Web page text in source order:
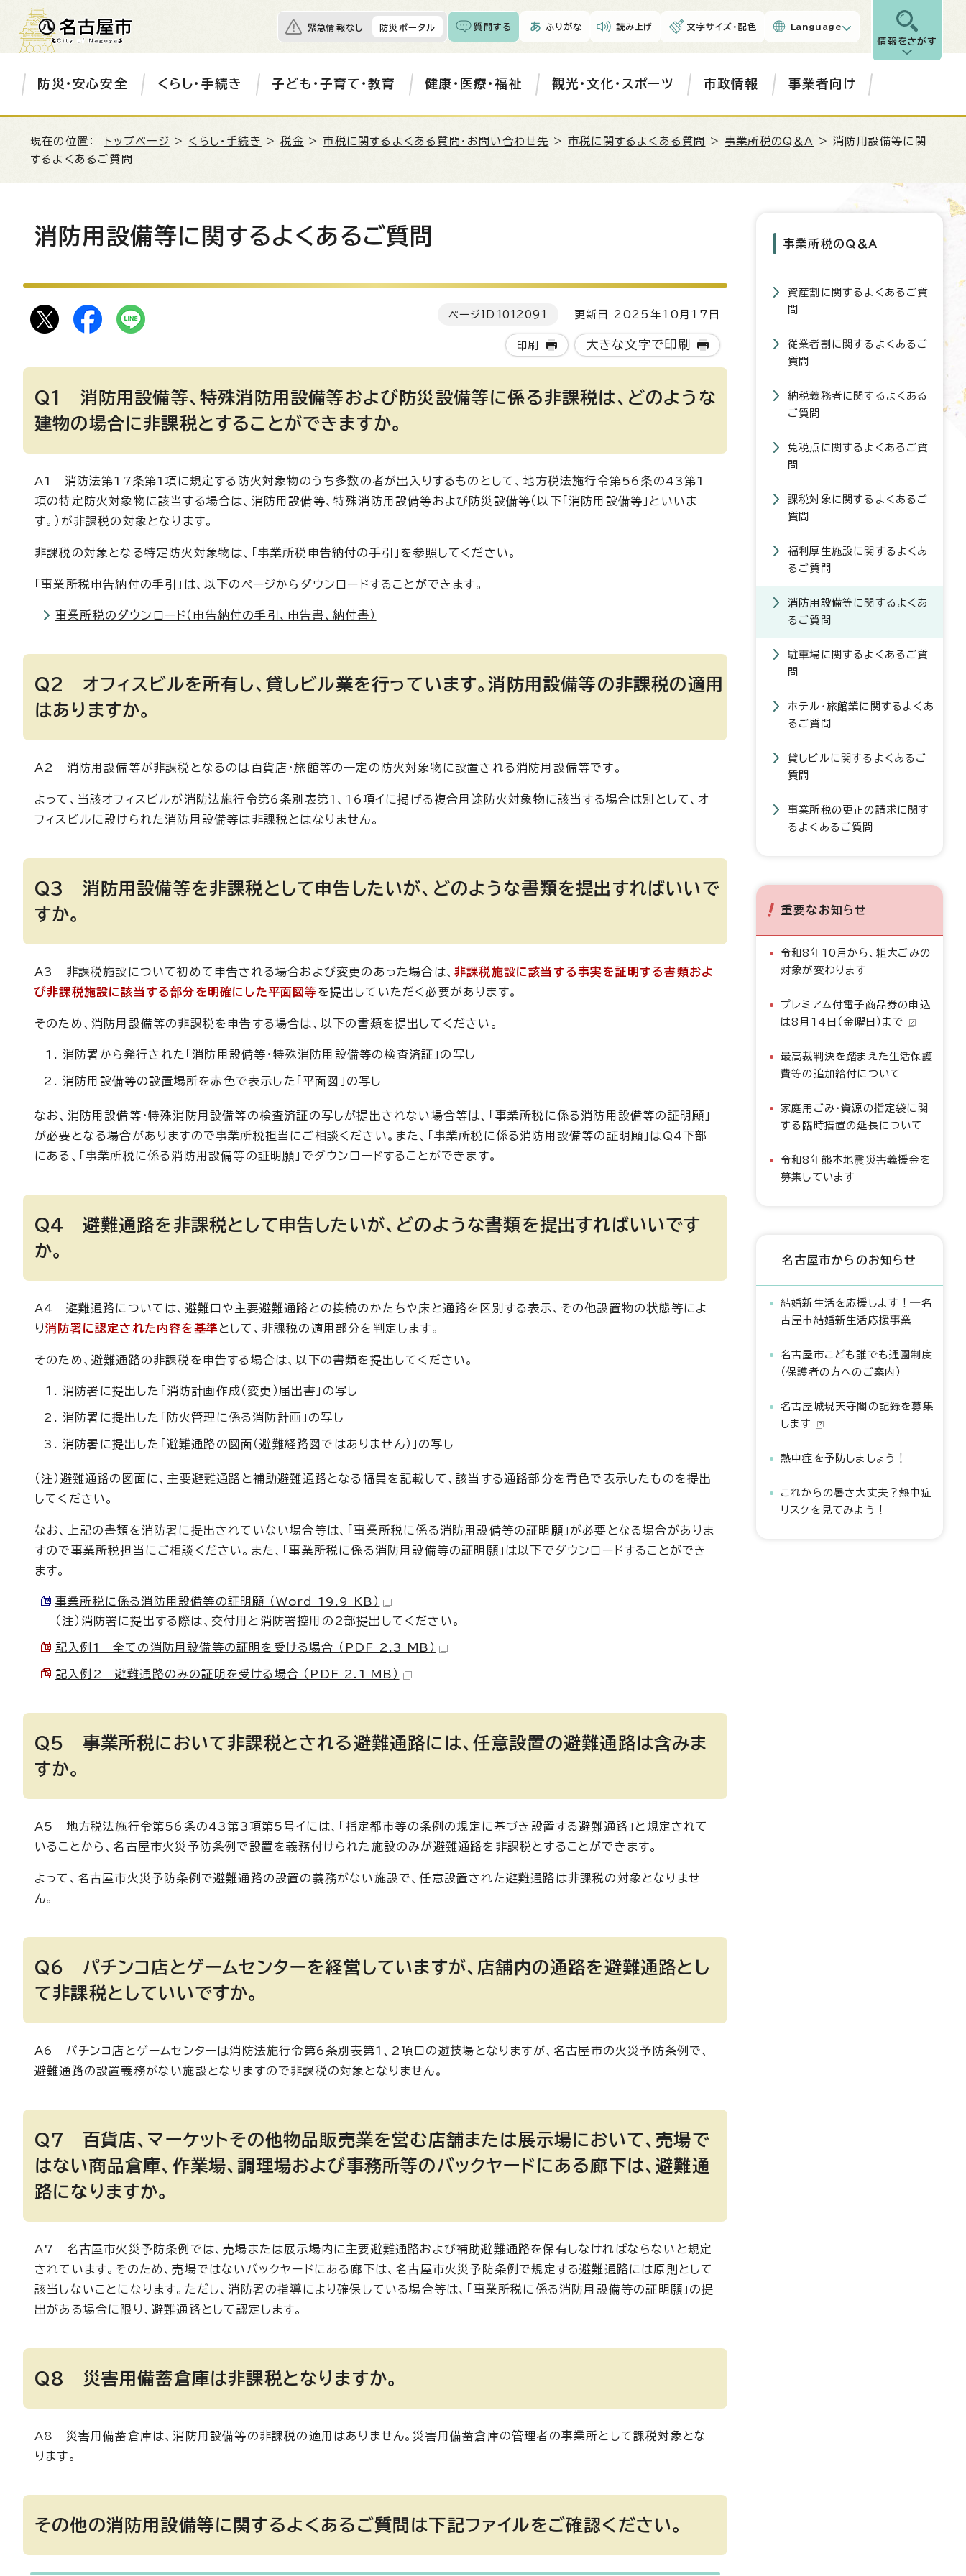
緊急情報なし 防災ポータル 質問する ふりがな 読み上げ 文字サイズ・配色 Language
情報をさがす
防災・安心安全 くらし・手続き 子ども・子育て・教育 健康・医療・福祉 観光・文化・スポーツ 市政情報 事業者向け
現在の位置： トップページ > くらし・手続き >税金 >市税に関するよくある質問・お問い合わせ先 >市税に関するよくある質問 >事業所税のQ＆A
> 消防用設備等に関
するよくあるご質問
消防用設備等に関するよくあるご質問
ページID 1012091 更新日 2025年10月17日
印刷 大きな文字で印刷
Q1 消防用設備等、特殊消防用設備等および防災設備等に係る非課税は、どのような
建物の場合に非課税とすることができますか。
A1 消防法第17条第1項に規定する防火対象物のうち多数の者が出入りするものとして、地方税法施行令第56条の43第1
項の特定防火対象物に該当する場合は、消防用設備等、特殊消防用設備等および防災設備等（以下「消防用設備等」といいま
す。）が非課税の対象となります。
非課税の対象となる特定防火対象物は、「事業所税申告納付の手引」を参照してください。
「事業所税申告納付の手引」は、以下のページからダウンロードすることができます。
事業所税のダウンロード（申告納付の手引、申告書、納付書）
Q2 オフィスビルを所有し、貸しビル業を行っています。消防用設備等の非課税の適用
はありますか。
A2 消防用設備等が非課税となるのは百貨店・旅館等の一定の防火対象物に設置される消防用設備等です。
よって、当該オフィスビルが消防法施行令第6条別表第1、16項イに掲げる複合用途防火対象物に該当する場合は別として、オ
フィスビルに設けられた消防用設備等は非課税とはなりません。
Q3 消防用設備等を非課税として申告したいが、どのような書類を提出すればいいで
すか。
A3 非課税施設について初めて申告される場合および変更のあった場合は、非課税施設に該当する事実を証明する書類およ
び非課税施設に該当する部分を明確にした平面図等を提出していただく必要があります。
そのため、消防用設備等の非課税を申告する場合は、以下の書類を提出してください。
消防署から発行された「消防用設備等・特殊消防用設備等の検査済証」の写し
消防用設備等の設置場所を赤色で表示した「平面図」の写し
なお、消防用設備等・特殊消防用設備等の検査済証の写しが提出されない場合等は、「事業所税に係る消防用設備等の証明願」
が必要となる場合がありますので事業所税担当にご相談ください。また、「事業所税に係る消防用設備等の証明願」はQ4下部
にある、「事業所税に係る消防用設備等の証明願」でダウンロードすることができます。
Q4 避難通路を非課税として申告したいが、どのような書類を提出すればいいです
か。
A4 避難通路については、避難口や主要避難通路との接続のかたちや床と通路を区別する表示、その他設置物の状態等によ
り消防署に認定された内容を基準として、非課税の適用部分を判定します。
そのため、避難通路の非課税を申告する場合は、以下の書類を提出してください。
消防署に提出した「消防計画作成（変更）届出書」の写し
消防署に提出した「防火管理に係る消防計画」の写し
消防署に提出した「避難通路の図面（避難経路図ではありません）」の写し
（注）避難通路の図面に、主要避難通路と補助避難通路となる幅員を記載して、該当する通路部分を青色で表示したものを提出
してください。
なお、上記の書類を消防署に提出されていない場合等は、「事業所税に係る消防用設備等の証明願」が必要となる場合がありま
すので事業所税担当にご相談ください。また、「事業所税に係る消防用設備等の証明願」は以下でダウンロードすることができ
ます。
事業所税に係る消防用設備等の証明願 （Word 19.9 KB）
（注）消防署に提出する際は、交付用と消防署控用の2部提出してください。
記入例1 全ての消防用設備等の証明を受ける場合 （PDF 2.3 MB）
記入例2 避難通路のみの証明を受ける場合 （PDF 2.1 MB）
Q5 事業所税において非課税とされる避難通路には、任意設置の避難通路は含みま
すか。
A5 地方税法施行令第56条の43第3項第5号イには、「指定都市等の条例の規定に基づき設置する避難通路」と規定されて
いることから、名古屋市火災予防条例で設置を義務付けられた施設のみが避難通路を非課税とすることができます。
よって、名古屋市火災予防条例で避難通路の設置の義務がない施設で、任意設置された避難通路は非課税の対象となりませ
ん。
Q6 パチンコ店とゲームセンターを経営していますが、店舗内の通路を避難通路とし
て非課税としていいですか。
A6 パチンコ店とゲームセンターは消防法施行令第6条別表第1、2項ロの遊技場となりますが、名古屋市の火災予防条例で、
避難通路の設置義務がない施設となりますので非課税の対象となりません。
Q7 百貨店、マーケットその他物品販売業を営む店舗または展示場において、売場で
はない商品倉庫、作業場、調理場および事務所等のバックヤードにある廊下は、避難通
路になりますか。
A7 名古屋市火災予防条例では、売場または展示場内に主要避難通路および補助避難通路を保有しなければならないと規定
されています。そのため、売場ではないバックヤードにある廊下は、名古屋市火災予防条例で規定する避難通路には原則として
該当しないことになります。ただし、消防署の指導により確保している場合等は、「事業所税に係る消防用設備等の証明願」の提
出がある場合に限り、避難通路として認定します。
Q8 災害用備蓄倉庫は非課税となりますか。
A8 災害用備蓄倉庫は、消防用設備等の非課税の適用はありません。災害用備蓄倉庫の管理者の事業所として課税対象とな
ります。
その他の消防用設備等に関するよくあるご質問は下記ファイルをご確認ください。
事業所税のQ＆A
資産割に関するよくあるご質
問
従業者割に関するよくあるご
質問
納税義務者に関するよくある
ご質問
免税点に関するよくあるご質
問
課税対象に関するよくあるご
質問
福利厚生施設に関するよくあ
るご質問
消防用設備等に関するよくあ
るご質問
駐車場に関するよくあるご質
問
ホテル・旅館業に関するよくあ
るご質問
貸しビルに関するよくあるご
質問
事業所税の更正の請求に関す
るよくあるご質問
重要なお知らせ
令和8年10月から、粗大ごみの
対象が変わります
プレミアム付電子商品券の申込
は8月14日（金曜日）まで
最高裁判決を踏まえた生活保護
費等の追加給付について
家庭用ごみ・資源の指定袋に関
する臨時措置の延長について
令和8年熊本地震災害義援金を
募集しています
名古屋市からのお知らせ
結婚新生活を応援します！―名
古屋市結婚新生活応援事業―
名古屋市こども誰でも通園制度
（保護者の方へのご案内）
名古屋城現天守閣の記録を募集
します
熱中症を予防しましょう！
これからの暑さ大丈夫？熱中症
リスクを見てみよう！